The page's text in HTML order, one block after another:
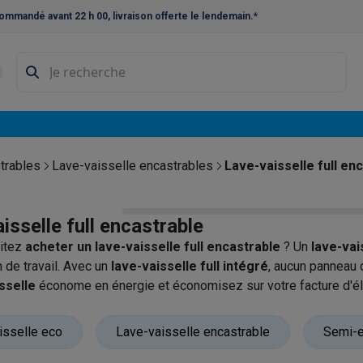
avant 22 h 00, livraison offerte le lendemain.*
Réfrigérateurs pose-libreFrigos américainsCaves à vin
Réfrigérateurs encastrables Congélateurs
Cuisinières au gaz
café et expresso
à expresso
Machines à jus Cuits oeufs Yaourtières Accessoires
Lave-vaisselle encastrables Lave-vaisselle full
full encastrable
acheter un lave-vaisselle full encastrable ? Un lave-
de travail. Avec un lave-vaisselle full intégré, aucun
économe en énergie et économisez sur votre facture
eco
Lave-vaisselle encastrable Semi-